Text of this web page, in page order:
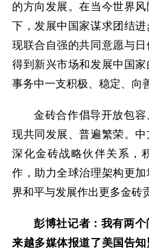
的方向发展。在当今世界
下，发展中国家谋求团结
现联合自强的共同意愿与
得到新兴市场和发展中国
事务中一支积极、稳定、向
金砖合作倡导开放包
现共同发展、普遍繁荣。
深化金砖战略伙伴关系，
作，助力全球治理架构更
界和平与发展作出更多金砖
彭博社记者：我有两
来越多媒体报道了美国告